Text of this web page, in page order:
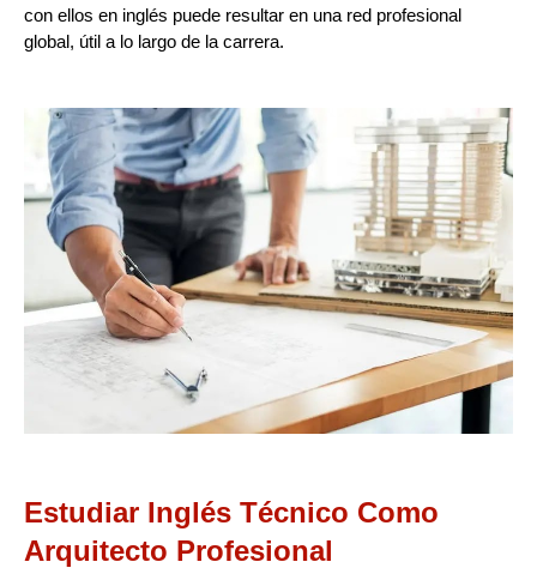
con ellos en inglés puede resultar en una red profesional
global, útil a lo largo de la carrera.
Estudiar Inglés Técnico Como
Arquitecto Profesional